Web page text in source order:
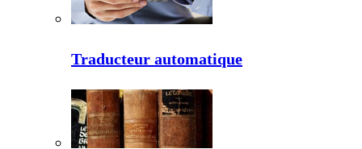
Traducteur automatique